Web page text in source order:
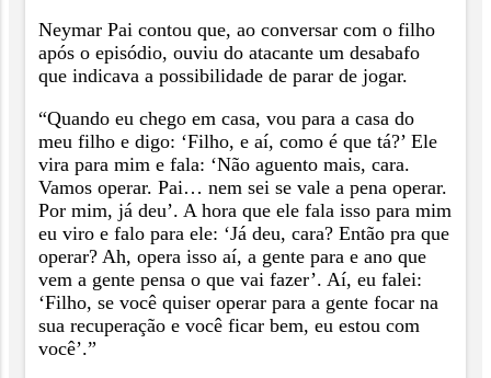
Neymar Pai contou que, ao conversar com o filho
após o episódio, ouviu do atacante um desabafo
que indicava a possibilidade de parar de jogar.
“Quando eu chego em casa, vou para a casa do
meu filho e digo: ‘Filho, e aí, como é que tá?’ Ele
vira para mim e fala: ‘Não aguento mais, cara.
Vamos operar. Pai… nem sei se vale a pena operar.
Por mim, já deu’. A hora que ele fala isso para mim
eu viro e falo para ele: ‘Já deu, cara? Então pra que
operar? Ah, opera isso aí, a gente para e ano que
vem a gente pensa o que vai fazer’. Aí, eu falei:
‘Filho, se você quiser operar para a gente focar na
sua recuperação e você ficar bem, eu estou com
você’.”